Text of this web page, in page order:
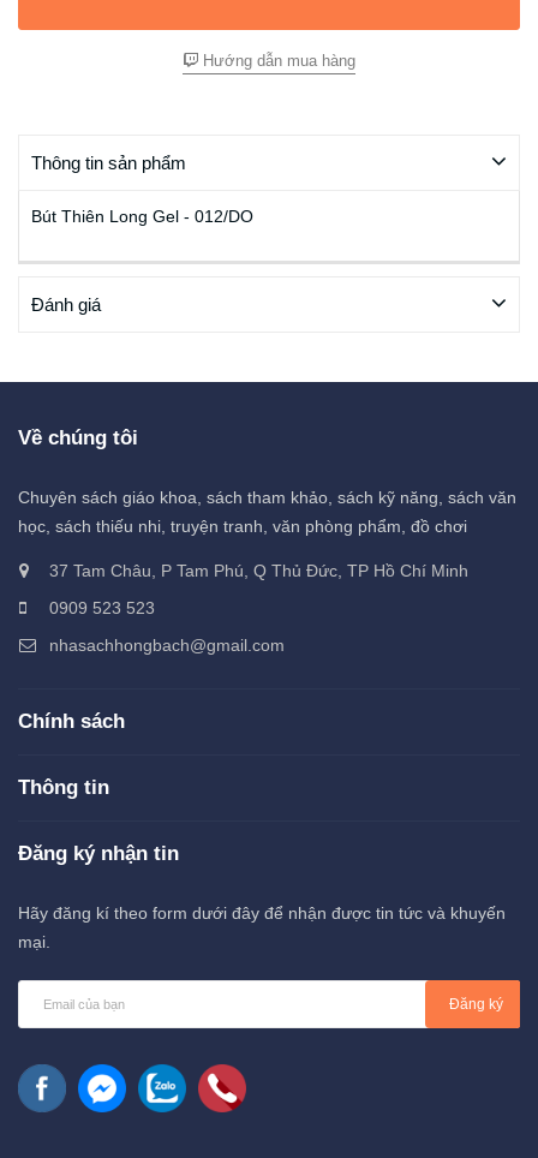
Hướng dẫn mua hàng
Thông tin sản phẩm
Bút Thiên Long Gel - 012/DO
Đánh giá
Về chúng tôi
Chuyên sách giáo khoa, sách tham khảo, sách kỹ năng, sách văn
học, sách thiếu nhi, truyện tranh, văn phòng phẩm, đồ chơi
37 Tam Châu, P Tam Phú, Q Thủ Đức, TP Hồ Chí Minh
0909 523 523
nhasachhongbach@gmail.com
Chính sách
Thông tin
Đăng ký nhận tin
Hãy đăng kí theo form dưới đây để nhận được tin tức và khuyến
mại.
Đăng ký